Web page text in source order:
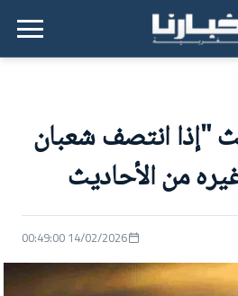
القائمة الرئيسية
"إذا انتصف شعبان
من الأحاديث
14/02/2026 00:49:00